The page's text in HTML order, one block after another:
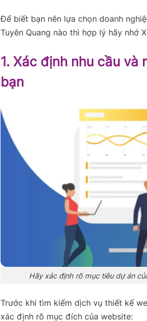
Để biết bạn nên lựa chọn doanh
Tuyên Quang nào thì hợp lý hãy nhớ
1. Xác định nhu cầu và
bạn
Hãy xác định rõ mục tiêu dự án
Trước khi tìm kiếm dịch vụ thiết kế
xác định rõ mục đích của website: